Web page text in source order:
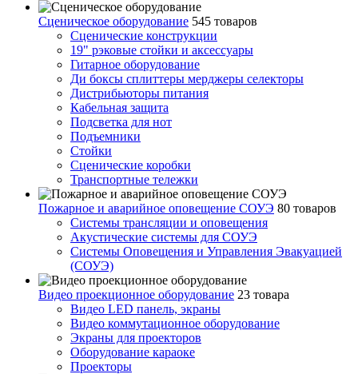
Сценическое оборудование 545 товаров
Сценические конструкции
19" рэковые стойки и аксесcуары
Гитарное оборудование
Ди боксы сплиттеры мерджеры селекторы
Дистрибьюторы питания
Кабельная защита
Подсветка для нот
Подъемники
Стойки
Сценические коробки
Транспортные тележки
Пожарное и аварийное оповещение СОУЭ 80 товаров
Cистемы трансляции и оповещения
Акустические системы для СОУЭ
Системы Оповещения и Управления Эвакуацией
(СОУЭ)
Видео проекционное оборудование 23 товара
Видео LED панель, экраны
Видео коммутационное оборудование
Экраны для проекторов
Оборудование караоке
Проекторы